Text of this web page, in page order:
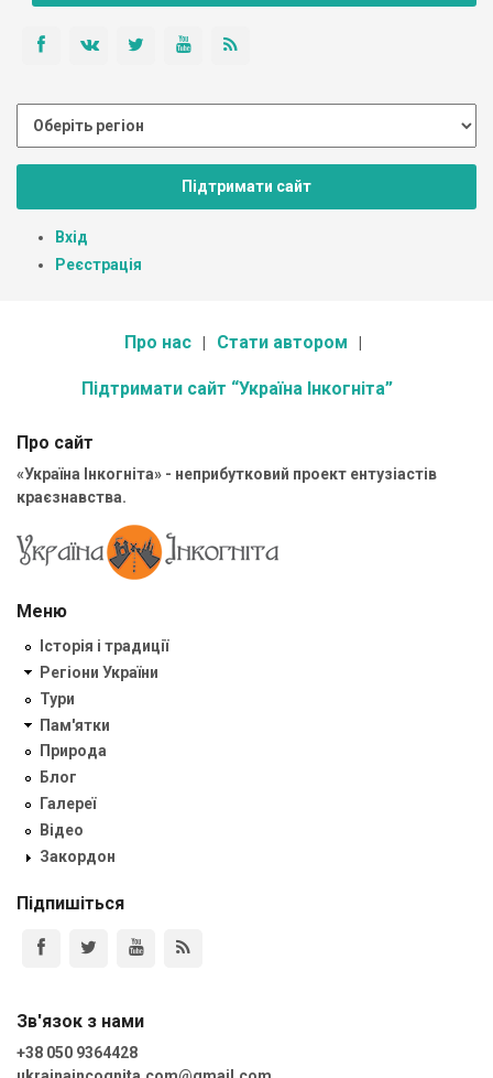
Підтримати сайт
Вхід
Реєстрація
Про нас Стати автором
Підтримати сайт “Україна Інкогніта”
Про сайт
«Україна Інкогніта» - неприбутковий проект ентузіастів
краєзнавства.
Меню
Історія і традиції
Регіони України
Тури
Пам'ятки
Природа
Блог
Галереї
Відео
Закордон
Підпишіться
Зв'язок з нами
+38 050 9364428